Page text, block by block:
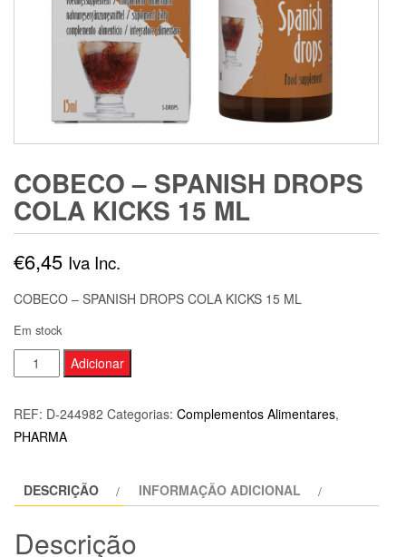
COBECO – SPANISH DROPS
COLA KICKS 15 ML
€6,45 Iva Inc.
COBECO – SPANISH DROPS COLA KICKS 15 ML
Em stock
Quantidade
de
COBECO
-
COLA
15
Adicionar
REF: D-244982 Categorias: Complementos Alimentares,
PHARMA
DESCRIÇÃO INFORMAÇÃO ADICIONAL
Descrição